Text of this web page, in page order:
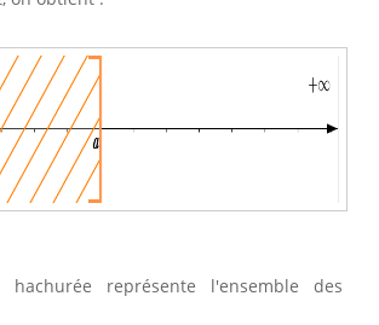
représente l'ensemble des